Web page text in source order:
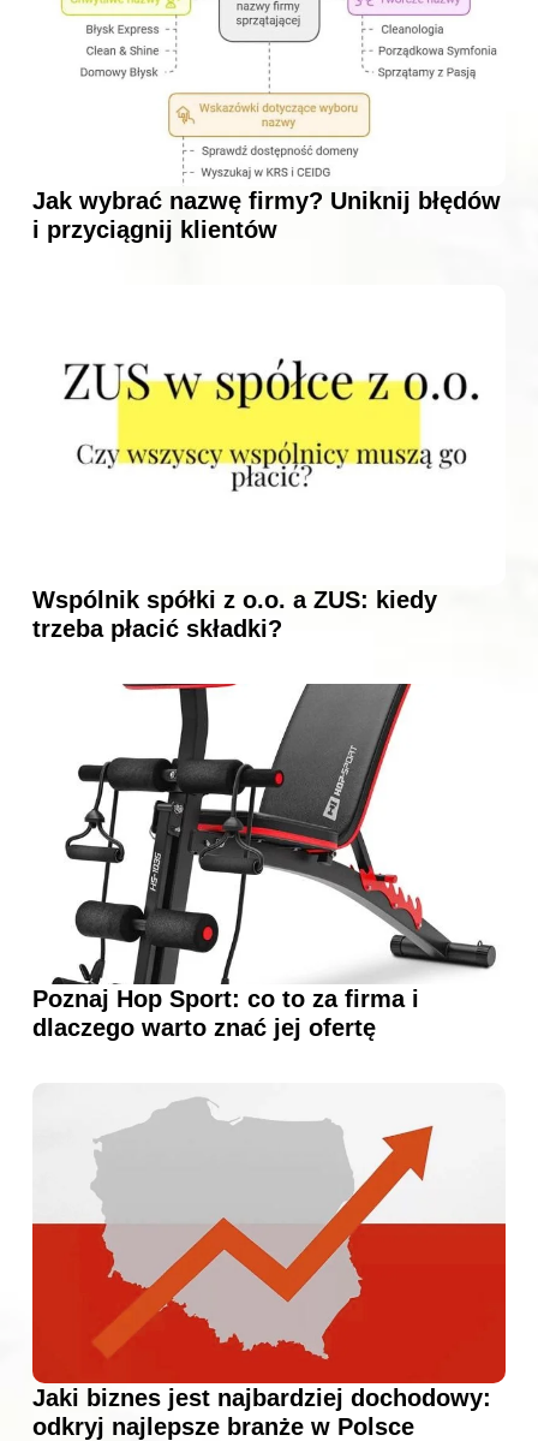
Jak wybrać nazwę firmy? Uniknij błędów
i przyciągnij klientów
Wspólnik spółki z o.o. a ZUS: kiedy
trzeba płacić składki?
Poznaj Hop Sport: co to za firma i
dlaczego warto znać jej ofertę
Jaki biznes jest najbardziej dochodowy:
odkryj najlepsze branże w Polsce